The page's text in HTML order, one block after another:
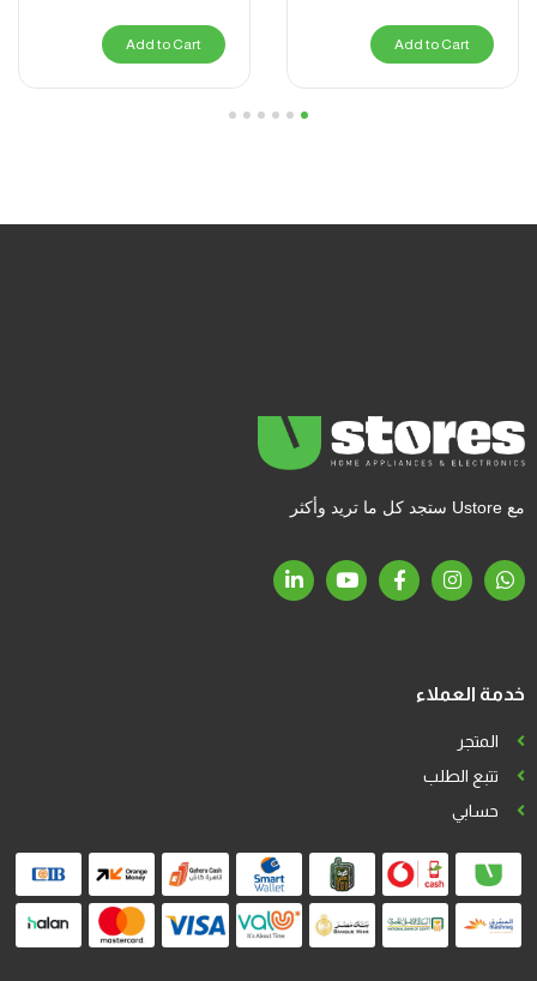
Add to Cart
Add to Cart
1
2
مع Ustore ستجد كل ما تريد وأكثر
خدمة العملاء
المتجر
تتبع الطلب
حسابي